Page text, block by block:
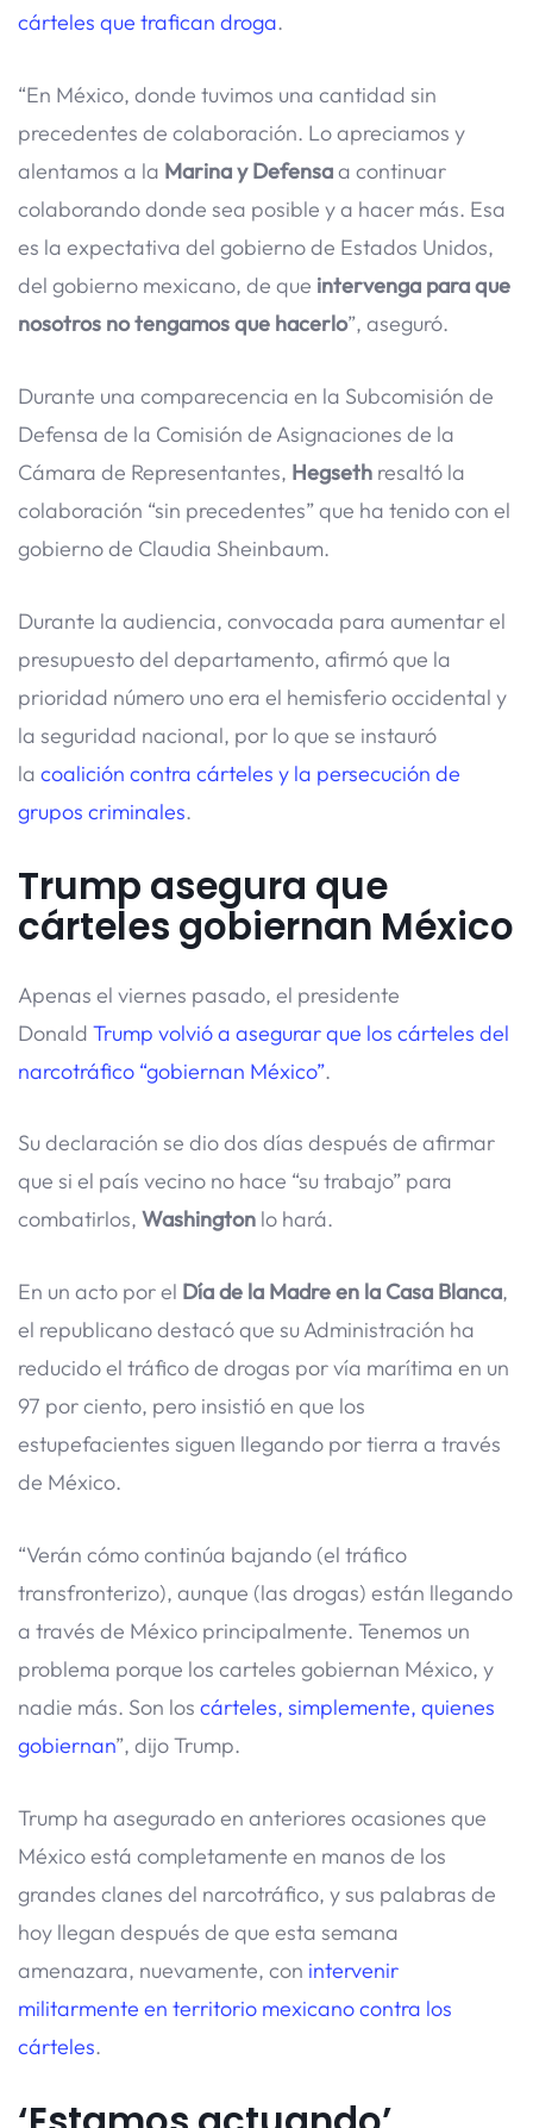
cárteles que trafican droga.
“En México, donde tuvimos una cantidad sin
precedentes de colaboración. Lo apreciamos y
alentamos a la Marina y Defensaa continuar
colaborando donde sea posible y a hacer más. Esa
es la expectativa del gobierno de Estados Unidos,
del gobierno mexicano, de que intervenga para que
nosotros no tengamos que hacerlo”, aseguró.
Durante una comparecencia en la Subcomisión de
Defensa de la Comisión de Asignaciones de la
Cámara de Representantes, Hegseth resaltó la
colaboración “sin precedentes” que ha tenido con el
gobierno de Claudia Sheinbaum.
Durante la audiencia, convocada para aumentar el
presupuesto del departamento, afirmó que la
prioridad número uno era el hemisferio occidental y
la seguridad nacional, por lo que se instauró
la coalición contra cárteles y la persecución de
grupos criminales.
Trump asegura que
cárteles gobiernan México
Apenas el viernes pasado, el presidente
Donald Trump volvió a asegurar que los cárteles del
narcotráfico “gobiernan México”.
Su declaración se dio dos días después de afirmar
que si el país vecino no hace “su trabajo” para
combatirlos, Washington lo hará.
En un acto por el Día de la Madre en la Casa Blanca,
el republicano destacó que su Administración ha
reducido el tráfico de drogas por vía marítima en un
97 por ciento, pero insistió en que los
estupefacientes siguen llegando por tierra a través
de México.
“Verán cómo continúa bajando (el tráfico
transfronterizo), aunque (las drogas) están llegando
a través de México principalmente. Tenemos un
problema porque los carteles gobiernan México, y
nadie más. Son los cárteles, simplemente, quienes
gobiernan”, dijo Trump.
Trump ha asegurado en anteriores ocasiones que
México está completamente en manos de los
grandes clanes del narcotráfico, y sus palabras de
hoy llegan después de que esta semana
amenazara, nuevamente, con intervenir
militarmente en territorio mexicano contra los
cárteles.